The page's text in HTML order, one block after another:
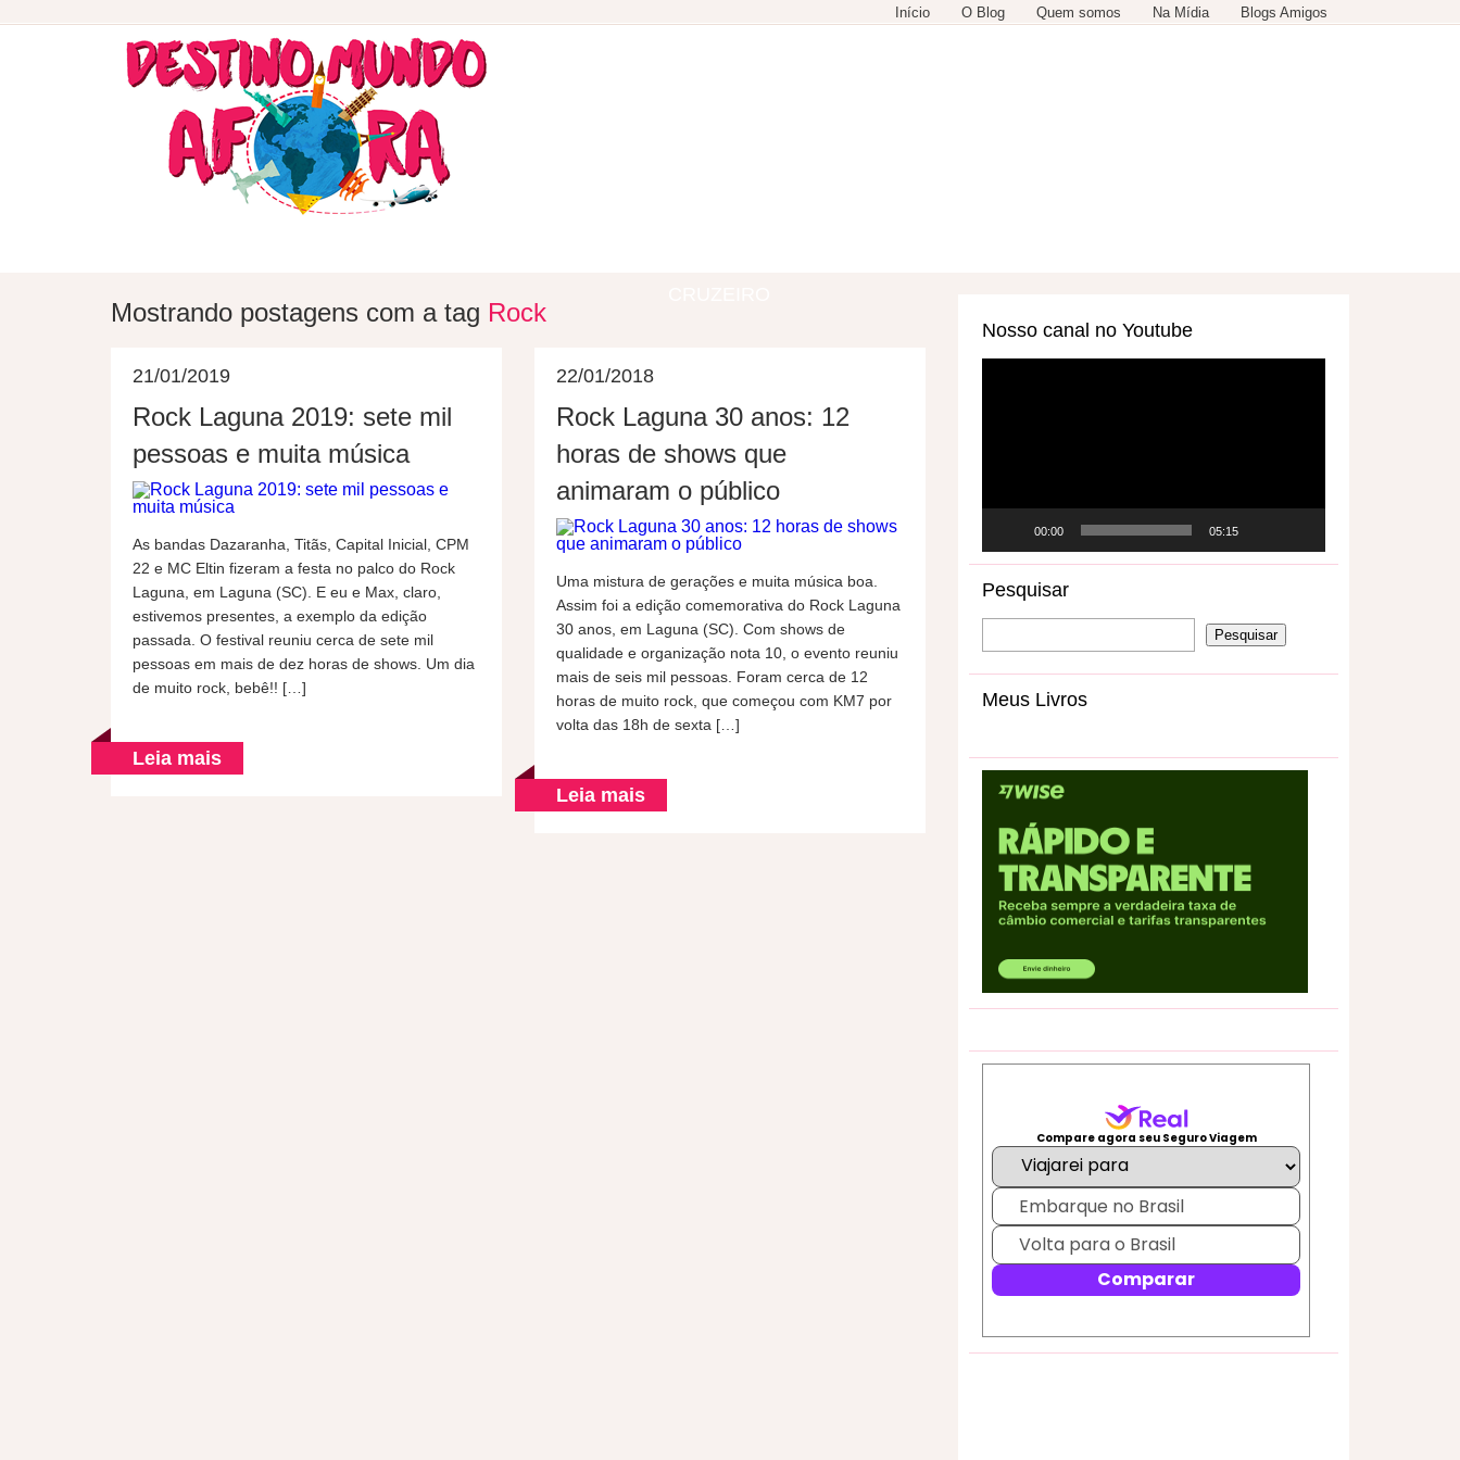
Início O Blog Quem somos Na Mídia Blogs Amigos
Mostrando postagens com a tag Rock
21/01/2019
Rock Laguna 2019: sete mil
pessoas e muita música
As bandas Dazaranha, Titãs, Capital Inicial, CPM
22 e MC Eltin fizeram a festa no palco do Rock
Laguna, em Laguna (SC). E eu e Max, claro,
estivemos presentes, a exemplo da edição
passada. O festival reuniu cerca de sete mil
pessoas em mais de dez horas de shows. Um dia
de muito rock, bebê!! […]
Leia mais
22/01/2018
Rock Laguna 30 anos: 12
horas de shows que
animaram o público
Uma mistura de gerações e muita música boa.
Assim foi a edição comemorativa do Rock Laguna
30 anos, em Laguna (SC). Com shows de
qualidade e organização nota 10, o evento reuniu
mais de seis mil pessoas. Foram cerca de 12
horas de muito rock, que começou com KM7 por
volta das 18h de sexta […]
Leia mais
Nosso canal no Youtube
00:00 05:15
Pesquisar
Meus Livros